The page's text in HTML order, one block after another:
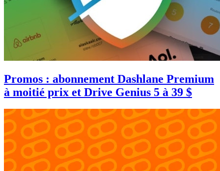
Promos : abonnement Dashlane Premium
à moitié prix et Drive Genius 5 à 39 $